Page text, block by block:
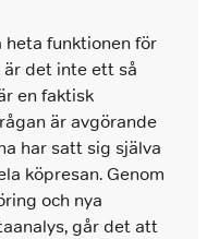
heta funktionen för
det inte ett så
en faktisk
är avgörande
har satt sig själva
köpresan. Genom
och nya
går det att